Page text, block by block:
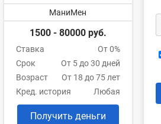
МаниМен
1500 - 80000 руб.
Ставка
От 0%
Срок
От 5 до 30 дней
Возраст
От 18 до 75 лет
Кред. история
Любая
Получить деньги